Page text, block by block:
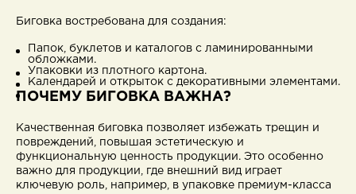
Биговка востребована для создания:
Папок, буклетов и каталогов с ламинированными
обложками.
Упаковки из плотного картона.
Календарей и открыток с декоративными элементами.
ПОЧЕМУ БИГОВКА ВАЖНА?
Качественная биговка позволяет избежать трещин и
повреждений, повышая эстетическую и
функциональную ценность продукции. Это особенно
важно для продукции, где внешний вид играет
ключевую роль, например, в упаковке премиум-класса